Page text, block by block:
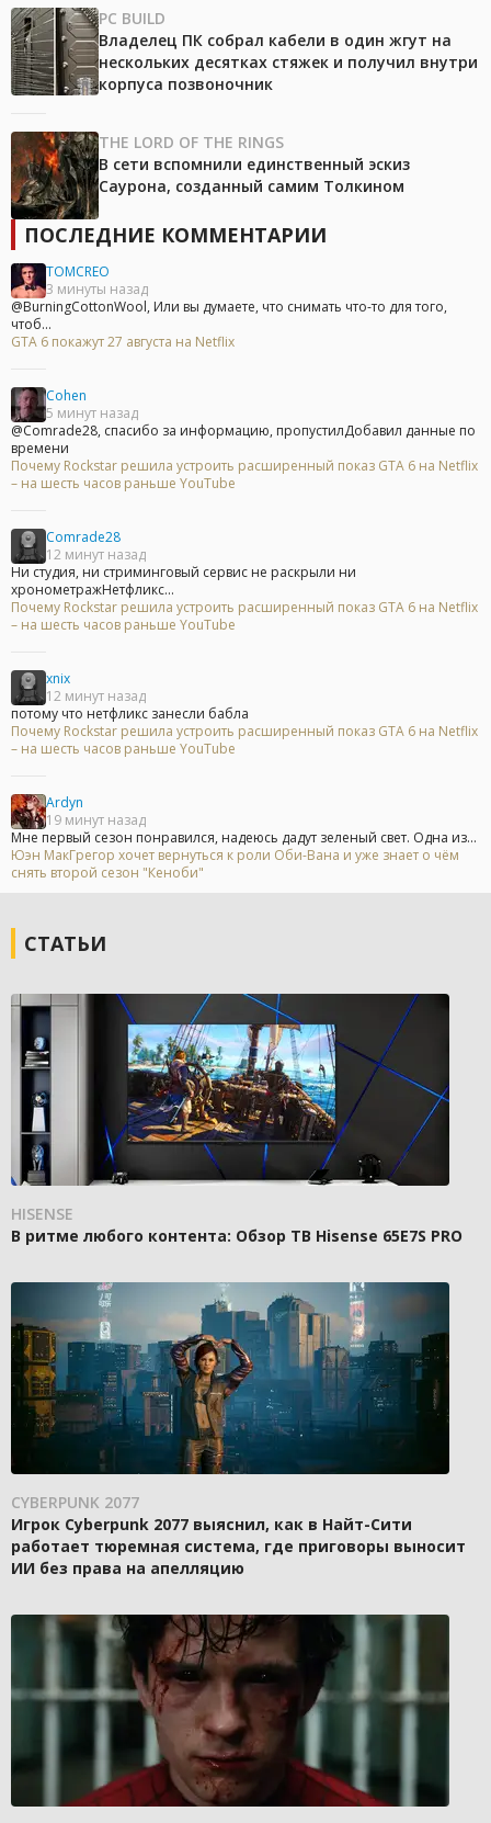
PC BUILD
Владелец ПК собрал кабели в один жгут на
нескольких десятках стяжек и получил внутри
корпуса позвоночник
THE LORD OF THE RINGS
В сети вспомнили единственный эскиз
Саурона, созданный самим Толкином
ПОСЛЕДНИЕ КОММЕНТАРИИ
TOMCREO
3 минуты назад
@BurningCottonWool, Или вы думаете, что снимать что-то для того,
чтоб...
GTA 6 покажут 27 августа на Netflix
Cohen
5 минут назад
@Comrade28, спасибо за информацию, пропустилДобавил данные по
времени
Почему Rockstar решила устроить расширенный показ GTA 6 на Netflix
– на шесть часов раньше YouTube
Comrade28
12 минут назад
Ни студия, ни стриминговый сервис не раскрыли ни
хронометражНетфликс...
Почему Rockstar решила устроить расширенный показ GTA 6 на Netflix
– на шесть часов раньше YouTube
xnix
12 минут назад
потому что нетфликс занесли бабла
Почему Rockstar решила устроить расширенный показ GTA 6 на Netflix
– на шесть часов раньше YouTube
Ardyn
19 минут назад
Мне первый сезон понравился, надеюсь дадут зеленый свет. Одна из...
Юэн МакГрегор хочет вернуться к роли Оби-Вана и уже знает о чём
снять второй сезон "Кеноби"
СТАТЬИ
HISENSE
В ритме любого контента: Обзор ТВ Hisense 65E7S PRO
CYBERPUNK 2077
Игрок Cyberpunk 2077 выяснил, как в Найт-Сити
работает тюремная система, где приговоры выносит
ИИ без права на апелляцию